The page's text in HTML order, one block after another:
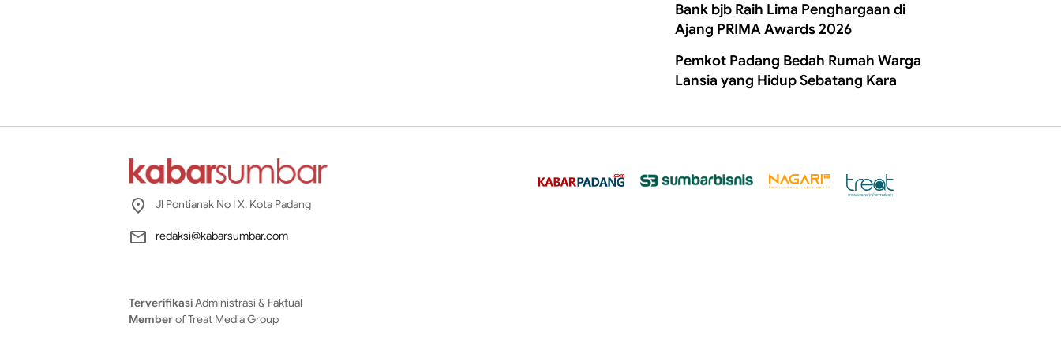
Bank bjb Raih Lima Penghargaan di
Ajang PRIMA Awards 2026
Pemkot Padang Bedah Rumah Warga
Lansia yang Hidup Sebatang Kara
Jl Pontianak No I X, Kota Padang
redaksi@kabarsumbar.com
TerverifikasiAdministrasi & Faktual
Memberof Treat Media Group